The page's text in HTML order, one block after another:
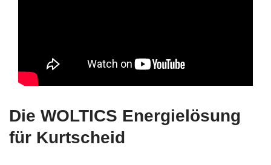
Die WOLTICS Energielösung
für Kurtscheid